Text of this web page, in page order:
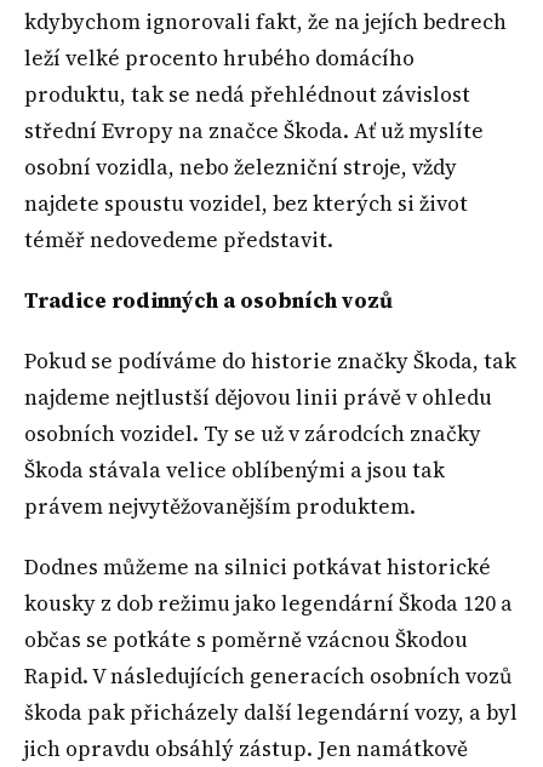
kdybychom ignorovali fakt, že na jejích bedrech
leží velké procento hrubého domácího
produktu, tak se nedá přehlédnout závislost
střední Evropy na značce Škoda. Ať už myslíte
osobní vozidla, nebo železniční stroje, vždy
najdete spoustu vozidel, bez kterých si život
téměř nedovedeme představit.
Tradice rodinných a osobních vozů
Pokud se podíváme do historie značky Škoda, tak
najdeme nejtlustší dějovou linii právě v ohledu
osobních vozidel. Ty se už v zárodcích značky
Škoda stávala velice oblíbenými a jsou tak
právem nejvytěžovanějším produktem.
Dodnes můžeme na silnici potkávat historické
kousky z dob režimu jako legendární Škoda 120 a
občas se potkáte s poměrně vzácnou Škodou
Rapid. V následujících generacích osobních vozů
škoda pak přicházely další legendární vozy, a byl
jich opravdu obsáhlý zástup. Jen namátkově